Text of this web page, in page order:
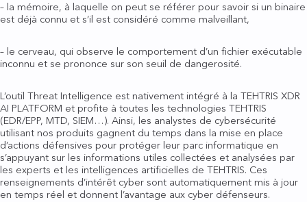
– la mémoire, à laquelle on peut se référer pour savoir si un binaire
est déjà connu et s’il est considéré comme malveillant,
– le cerveau, qui observe le comportement d’un fichier exécutable
inconnu et se prononce sur son seuil de dangerosité.
L’outil Threat Intelligence est nativement intégré à la TEHTRIS XDR
AI PLATFORM et profite à toutes les technologies TEHTRIS
(EDR/EPP, MTD, SIEM…). Ainsi, les analystes de cybersécurité
utilisant nos produits gagnent du temps dans la mise en place
d’actions défensives pour protéger leur parc informatique en
s’appuyant sur les informations utiles collectées et analysées par
les experts et les intelligences artificielles de TEHTRIS. Ces
renseignements d’intérêt cyber sont automatiquement mis à jour
en temps réel et donnent l’avantage aux cyber défenseurs.